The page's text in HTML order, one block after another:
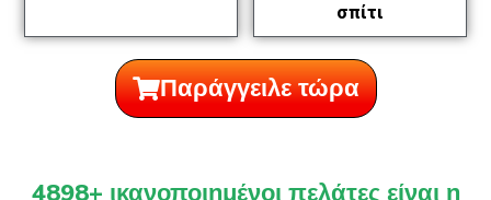
σπίτι
Παράγγειλε τώρα
4898+ ικανοποιημένοι πελάτες είναι η